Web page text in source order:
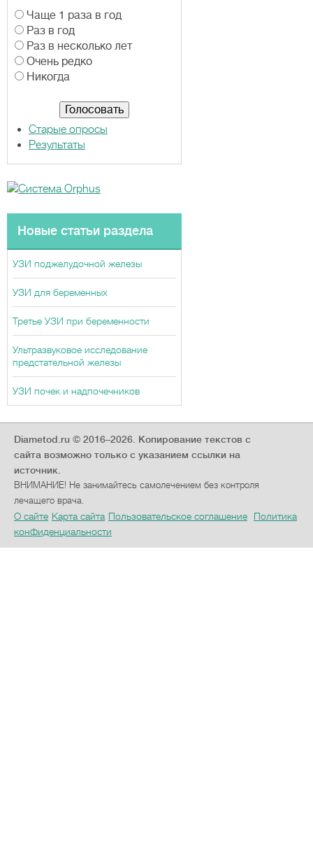
В
а
р
и
а
Чаще 1 раза в год
Раз в год
Раз в несколько лет
Очень редко
Никогда
Старые опросы
Результаты
Новые статьи раздела
УЗИ поджелудочной железы
УЗИ для беременных
Третье УЗИ при беременности
Ультразвуковое исследование
предстательной железы
УЗИ почек и надпочечников
Diametod.ru © 2016–2026. Копирование текстов с
сайта возможно только с указанием ссылки на
источник.
ВНИМАНИЕ! Не занимайтесь самолечением без контроля
лечащего врача.
О сайте Карта сайта Пользовательское соглашение
Политика
конфиденциальности